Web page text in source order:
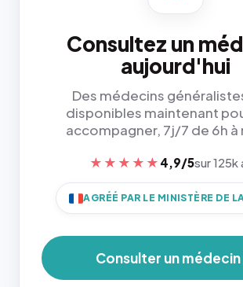
Consultez un
aujourd'hui
Des médecins
disponibles maintenant
accompagner, 7j/7 de 6h à
★★★★★ 4,9/5sur 125k
AGRÉÉ PAR LE MINISTÈRE DE
Consulter un médecin